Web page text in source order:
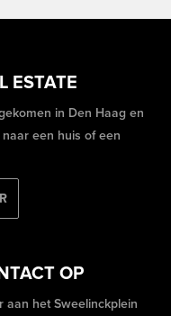
ESTATE
in Den Haag en
een huis of een
OP
aan het Sweelinckplein